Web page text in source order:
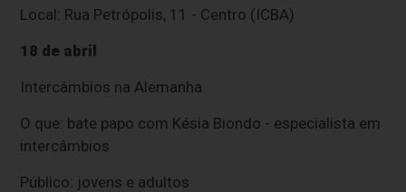
Local: Rua Petrópolis, 11 - Centro (ICBA)
18 de abril
Intercâmbios na Alemanha
O que: bate papo com Késia Biondo - especialista em
intercâmbios
Público: jovens e adultos